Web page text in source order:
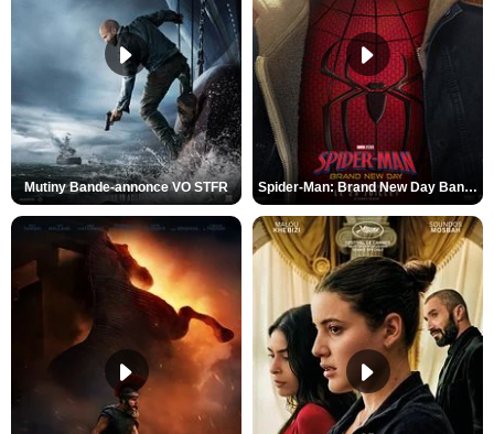
Mutiny Bande-annonce VO STFR Spider-Man: Brand New Day Bande-annonce VO STFR